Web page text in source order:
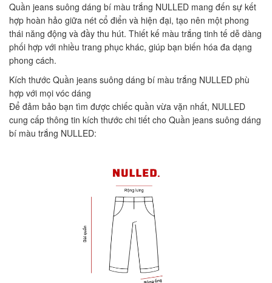
Quần jeans suông dáng bí màu trắng NULLED mang đến sự kết
hợp hoàn hảo giữa nét cổ điển và hiện đại, tạo nên một phong
thái năng động và đầy thu hút. Thiết kế màu trắng tinh tế dễ dàng
phối hợp với nhiều trang phục khác, giúp bạn biến hóa đa dạng
phong cách.
Kích thước Quần jeans suông dáng bí màu trắng NULLED phù
hợp với mọi vóc dáng
Để đảm bảo bạn tìm được chiếc quần vừa vặn nhất, NULLED
cung cấp thông tin kích thước chi tiết cho Quần jeans suông dáng
bí màu trắng NULLED: